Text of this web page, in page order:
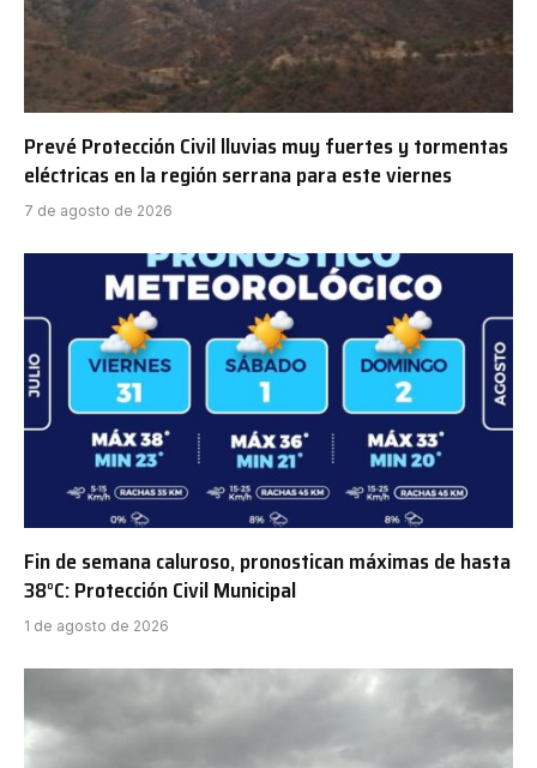
Prevé Protección Civil lluvias muy fuertes y tormentas
eléctricas en la región serrana para este viernes
7 de agosto de 2026
Fin de semana caluroso, pronostican máximas de hasta
38°C: Protección Civil Municipal
1 de agosto de 2026